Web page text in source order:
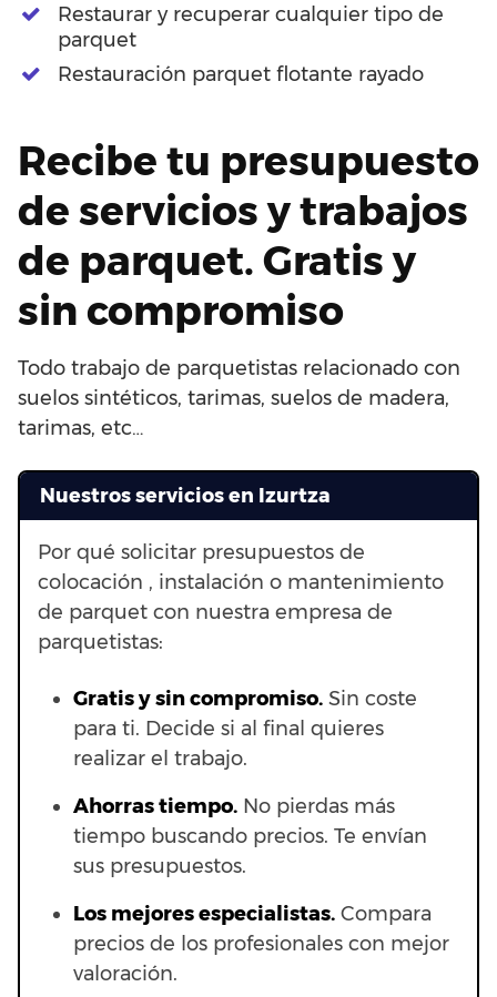
Restaurar y recuperar cualquier tipo de
parquet
Restauración parquet flotante rayado
Recibe tu presupuesto
de servicios y trabajos
de parquet. Gratis y
sin compromiso
Todo trabajo de parquetistas relacionado con
suelos sintéticos, tarimas, suelos de madera,
tarimas, etc…
Nuestros servicios en Izurtza
Por qué solicitar presupuestos de
colocación , instalación o mantenimiento
de parquet con nuestra empresa de
parquetistas:
Gratis y sin compromiso. Sin coste
para ti. Decide si al final quieres
realizar el trabajo.
Ahorras tiempo. No pierdas más
tiempo buscando precios. Te envían
sus presupuestos.
Los mejores especialistas. Compara
precios de los profesionales con mejor
valoración.